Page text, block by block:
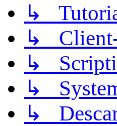
↳
↳
↳
↳
↳